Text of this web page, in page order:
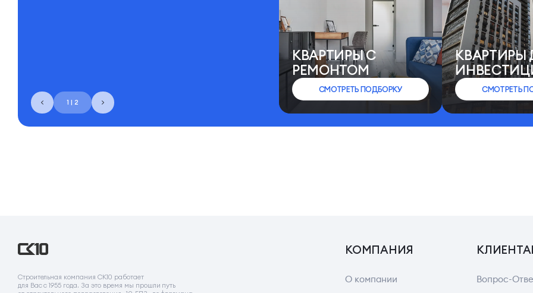
1 | 2
КВАРТИРЫ C
РЕМОНТОМ
СМОТРЕТЬ ПОДБОРКУ
КВАРТИРЫ
СМОТРЕТЬ
Строительная компания СК10 работает
для Вас с 1955 года. За это время мы прошли путь
КОМПАНИЯ
О компании Вопрос-